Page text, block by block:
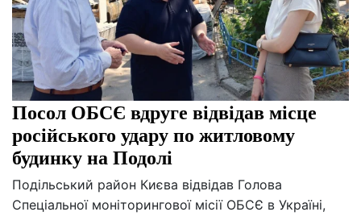
Посол ОБСЄ вдруге відвідав місце
російського удару по житловому
будинку на Подолі
Подільський район Києва відвідав Голова
Спеціальної моніторингової місії ОБСЄ в Україні,